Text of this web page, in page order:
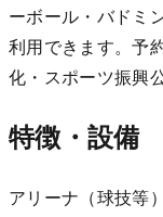
ーボール・バドミ
利用できます。予
化・スポーツ振興
特徴・設備
アリーナ（球技等）